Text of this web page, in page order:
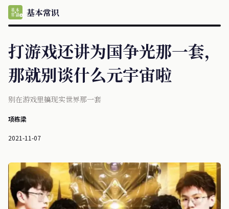
基本常识
打游戏还讲为国争光那一套，
那就别谈什么元宇宙啦
别在游戏里搞现实世界那一套
项栋梁
2021-11-07